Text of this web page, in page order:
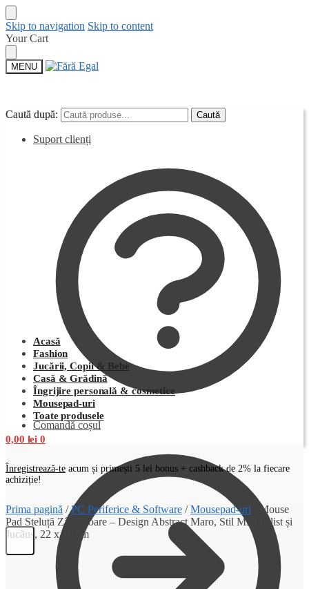
Skip to navigation Skip to content
Your Cart
MENU
Caută după: Caută
Suport clienți
Comandă coșul
Caută după: Caută
Acasă
Fashion
Jucării, Copii & Bebe
Casă & Grădină
Îngrijire personală & cosmetice
Mousepad-uri
Toate produsele
0,00 lei 0
Înregistrează-te acum și primești 5 lei bonus + cashback de 2% la fiecare
achiziție!
Prima pagină /PC Periferice & Software /Mousepad-uri
Mouse
Pad Steluță Zâmbitoare – Design Abstract Maro, Stil Minimalist și
Jucăuș, 22 x 18 cm